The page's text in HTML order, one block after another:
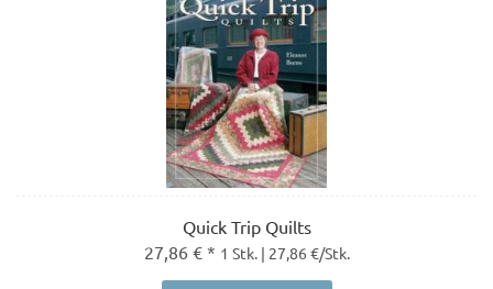
Quick Trip Quilts
27,86 € * 1 Stk. | 27,86 €/Stk.